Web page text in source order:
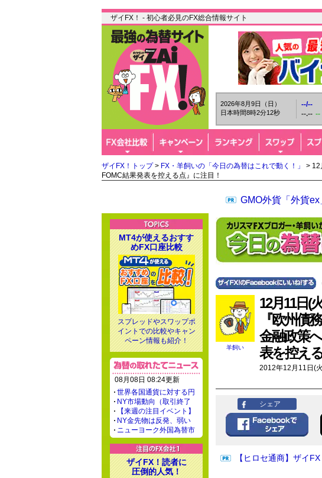
ザイFX！ - 初心者必見のFX総合情報サイト
2026年8月9日（日）
日本時間8時2分13秒
--/--
--.-- --
ザイFX！トップ> FX・羊飼いの「今日の為替はこれで動く！」
> 12
FOMC結果発表を控える点』に注目！
GMO外貨「外貨
羊飼い
12月11日(
『欧州債
金融政策
表を控え
2012年12月11日(
シェア
【ヒロセ通商】ザイ
MT4が使えるおすす
めFX口座比較
スプレッドやスワップポ
イントでの比較やキャン
ペーン情報も紹介！
08月08日 08:24更新
世界各国通貨に対する円
NY市場動向（取引終了
【来週の注目イベント】
NY金先物は反発、弱い
ニューヨーク外国為替市
ザイFX！読者に
圧倒的人気！